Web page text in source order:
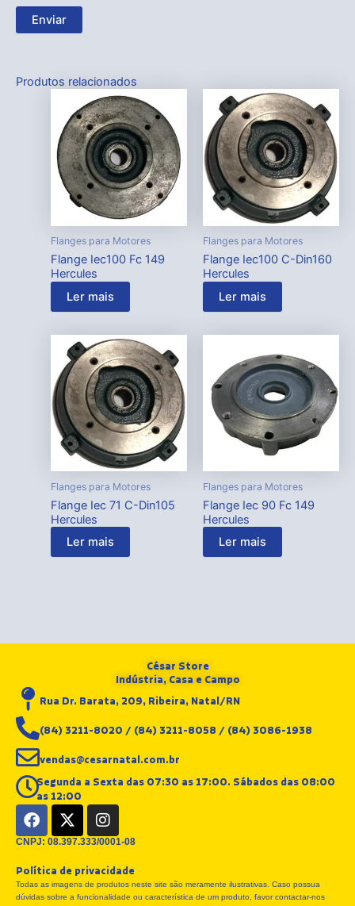
Produtos relacionados
Flanges para Motores
Flange Iec100 Fc 149
Hercules
Ler mais
Flanges para Motores
Flange Iec100 C-Din160
Hercules
Ler mais
Flanges para Motores
Flange Iec 71 C-Din105
Hercules
Ler mais
Flanges para Motores
Flange Iec 90 Fc 149
Hercules
Ler mais
César Store
Indústria, Casa e Campo
Rua Dr. Barata, 209, Ribeira, Natal/RN
(84) 3211-8020 / (84) 3211-8058 / (84) 3086-1938
vendas@cesarnatal.com.br
Segunda a Sexta das 07:30 as 17:00. Sábados das 08:00
as 12:00
F
a
c
b
o
X
-
t
i
t
I
n
s
a
g
CNPJ: 08.397.333/0001-08
Política de privacidade
Todas as imagens de produtos neste site são meramente ilustrativas. Caso possua
dúvidas sobre a funcionalidade ou característica de um produto, favor contactar-nos